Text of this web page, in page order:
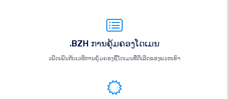
.BZH ການຄຸ້ມຄອງໂດເມນ
ເພີດເພີນກັບເວທີການຄຸ້ມຄອງຊື່ໂດເມນທີ່ດີເລີດຂອງພວກເຮົາ